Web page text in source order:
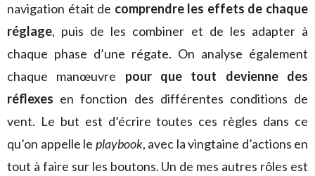
navigation était de comprendre les effets de chaque
réglage, puis de les combiner et de les adapter à
chaque phase d’une régate. On analyse également
chaque manœuvre pour que tout devienne des
réflexes en fonction des différentes conditions de
vent. Le but est d’écrire toutes ces règles dans ce
qu’on appelle le playbook, avec la vingtaine d’actions en
tout à faire sur les boutons. Un de mes autres rôles est